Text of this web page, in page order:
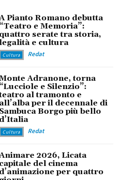
Pianto Romano debutta
“Teatro e Memoria”:
quattro serate tra storia,
e cultura
Cultura Redat
Adranone, torna
“Lucciole e Silenzio”:
al tramonto e
all’alba per il decennale di
Sambuca Borgo più bello
d’Italia
Cultura Redat
2026, Licata
capitale del cinema
d’animazione per quattro